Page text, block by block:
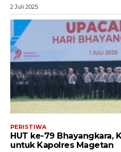
2 Juli 2025
PERISTIWA
HUT ke-79 Bhayangkara,
untuk Kapolres Magetan